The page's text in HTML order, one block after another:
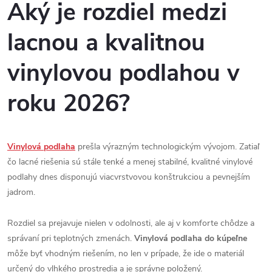
Aký je rozdiel medzi
lacnou a kvalitnou
vinylovou podlahou v
roku 2026?
Vinylová podlaha prešla výrazným technologickým vývojom. Zatiaľ
čo lacné riešenia sú stále tenké a menej stabilné, kvalitné vinylové
podlahy dnes disponujú viacvrstvovou konštrukciou a pevnejším
jadrom.
Rozdiel sa prejavuje nielen v odolnosti, ale aj v komforte chôdze a
správaní pri teplotných zmenách. Vinylová podlaha do kúpeľne
môže byť vhodným riešením, no len v prípade, že ide o materiál
určený do vlhkého prostredia a je správne položený.